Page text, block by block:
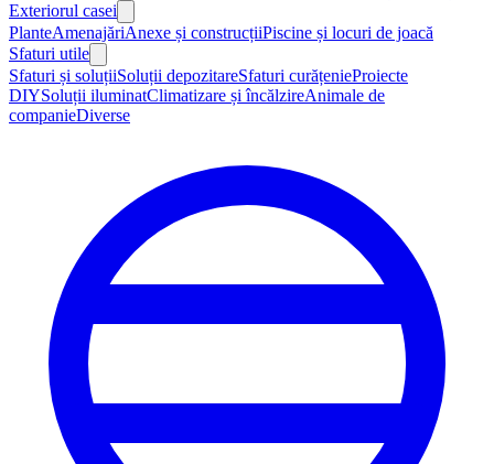
Exteriorul casei
PlanteAmenajăriAnexe și construcțiiPiscine și locuri de joacă
Sfaturi utile
Sfaturi și soluțiiSoluții depozitareSfaturi curățenieProiecte
DIYSoluții iluminatClimatizare și încălzireAnimale de
companieDiverse